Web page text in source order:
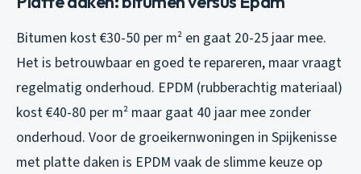
Bitumen kost €30-50 per m² en gaat 20-25 jaar mee.
Het is betrouwbaar en goed te repareren, maar vraagt
regelmatig onderhoud. EPDM (rubberachtig materiaal)
kost €40-80 per m² maar gaat 40 jaar mee zonder
onderhoud. Voor de groeikernwoningen in Spijkenisse
met platte daken is EPDM vaak de slimme keuze op